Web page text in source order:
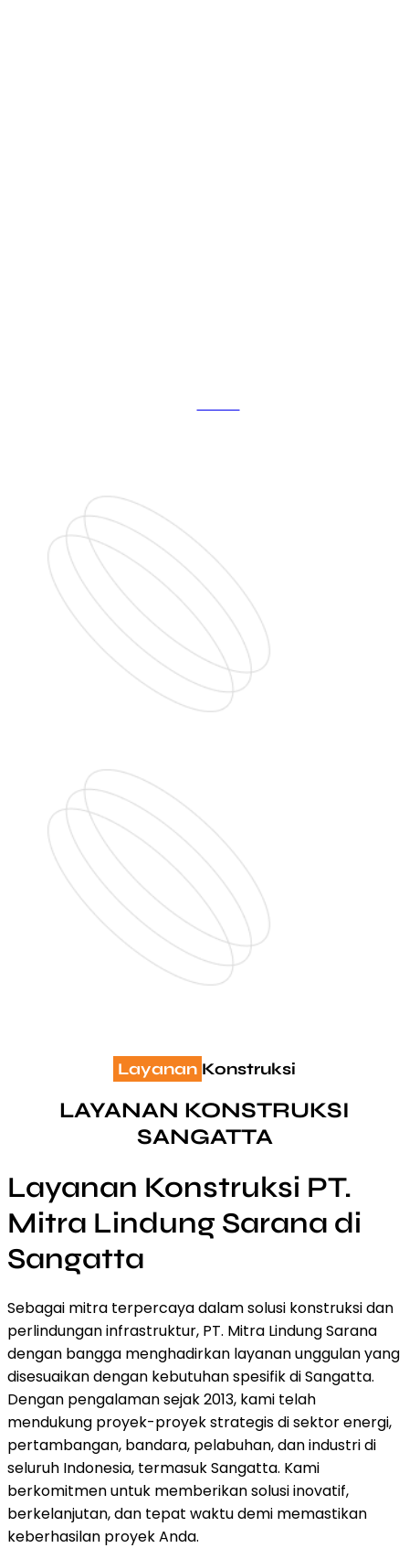
Layanan Konstruksi
LAYANAN KONSTRUKSI
SANGATTA
Layanan Konstruksi PT.
Mitra Lindung Sarana di
Sangatta
Sebagai mitra terpercaya dalam solusi konstruksi dan
perlindungan infrastruktur, PT. Mitra Lindung Sarana
dengan bangga menghadirkan layanan unggulan yang
disesuaikan dengan kebutuhan spesifik di Sangatta.
Dengan pengalaman sejak 2013, kami telah
mendukung proyek-proyek strategis di sektor energi,
pertambangan, bandara, pelabuhan, dan industri di
seluruh Indonesia, termasuk Sangatta. Kami
berkomitmen untuk memberikan solusi inovatif,
berkelanjutan, dan tepat waktu demi memastikan
keberhasilan proyek Anda.